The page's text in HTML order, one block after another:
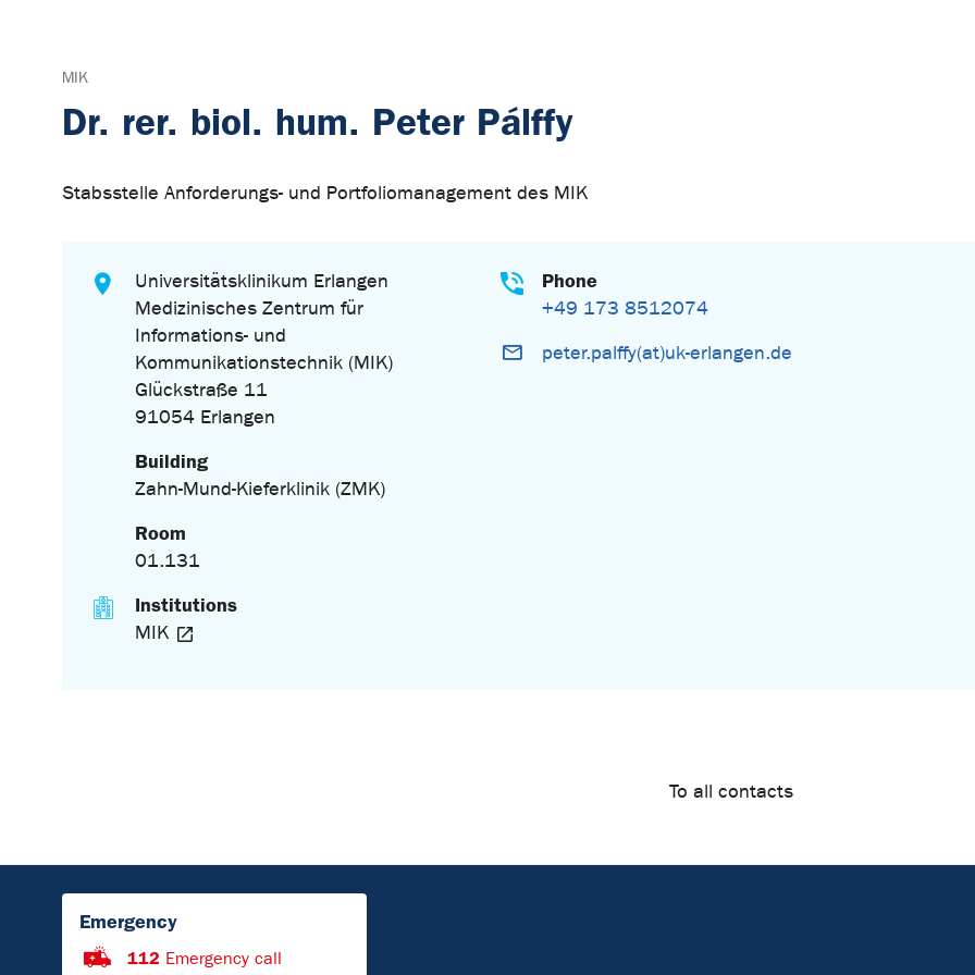
MIK
Dr. rer. biol. hum. Peter Pálffy
Stabsstelle Anforderungs- und Portfoliomanagement des MIK
Universitätsklinikum Erlangen
Medizinisches Zentrum für
Informations- und
Kommunikationstechnik (MIK)
Glückstraße 11
91054 Erlangen
Building
Zahn-Mund-Kieferklinik (ZMK)
Room
01.131
Institutions
MIK
Phone
+49 173 8512074
peter.palffy(at)uk-erlangen.de
To all contacts
Emergency
112 Emergency call